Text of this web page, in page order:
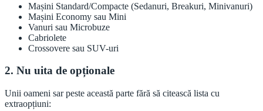
Mașini Standard/Compacte (Sedanuri, Breakuri, Minivanuri)
Mașini Economy sau Mini
Vanuri sau Microbuze
Cabriolete
Crossovere sau SUV-uri
2. Nu uita de opționale
Unii oameni sar peste această parte fără să citească lista cu
extraopțiuni: